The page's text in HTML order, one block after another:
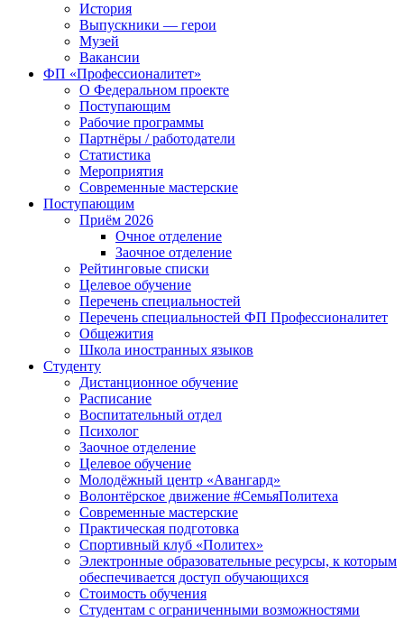
История
Выпускники — герои
Музей
Вакансии
ФП «Профессионалитет»
О Федеральном проекте
Поступающим
Рабочие программы
Партнёры / работодатели
Статистика
Мероприятия
Современные мастерские
Поступающим
Приём 2026
Очное отделение
Заочное отделение
Рейтинговые списки
Целевое обучение
Перечень специальностей
Перечень специальностей ФП Профессионалитет
Общежития
Школа иностранных языков
Студенту
Дистанционное обучение
Расписание
Воспитательный отдел
Психолог
Заочное отделение
Целевое обучение
Молодёжный центр «Авангард»
Волонтёрское движение #СемьяПолитеха
Современные мастерские
Практическая подготовка
Спортивный клуб «Политех»
Электронные образовательные ресурсы, к которым
обеспечивается доступ обучающихся
Стоимость обучения
Студентам с ограниченными возможностями